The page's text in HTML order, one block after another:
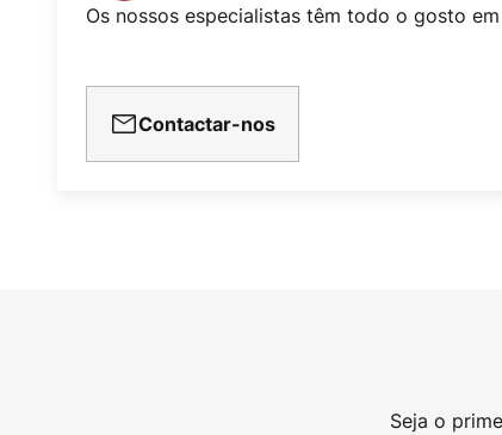
Os nossos especialistas têm todo o gosto
Contactar-nos
Seja o